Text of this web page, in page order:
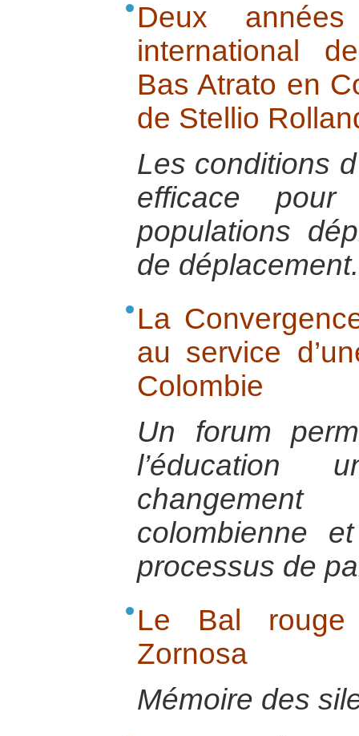
Deux années
international
Bas Atrato en
de Stellio
Les conditions
efficace
populations
de déplacement.
La
au service
Colombie
Un forum
l’éducation
colombienne
processus de
Le Bal rouge
Zornosa
Mémoire des